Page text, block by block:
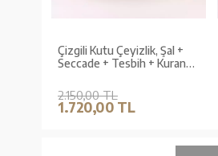
Çizgili Kutu Çeyizlik, Şal +
Seccade + Tesbih + Kuran
Siyah, Elif-Vav)
2.150,00 TL
1.720,00 TL